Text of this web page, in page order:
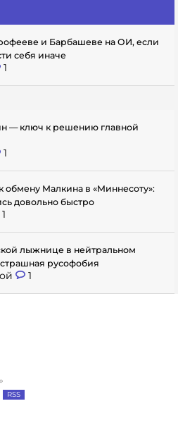
и Барбашеве на ОИ, если
себя иначе
1
— ключ к решению главной
1
обмену Малкина в «Миннесоту»:
довольно быстро
1
лыжнице в нейтральном
русофобия
1
RSS